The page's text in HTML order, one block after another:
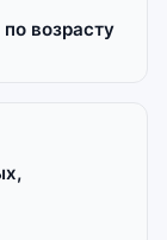
возрасту